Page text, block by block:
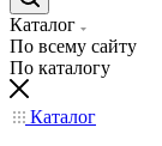
Каталог
По всему сайту
По каталогу
Каталог